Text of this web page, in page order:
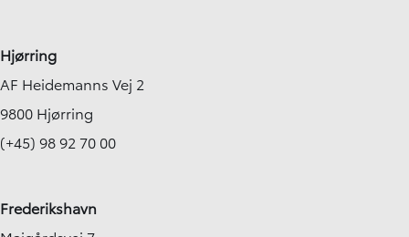
Hjørring
AF Heidemanns Vej 2
9800 Hjørring
(+45) 98 92 70 00
Frederikshavn